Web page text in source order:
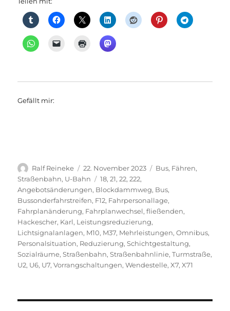
Gefällt mir:
Autor
Ralf Reineke
Veröffentlicht
am
22. November 2023 Kategorien
Bus, Fähren,
Straßenbahn, U-Bahn Schlagwörter
18,21,22,222,
Angebotsänderungen, Blockdammweg, Bus,
Bussonderfahrstreifen, F12, Fahrpersonallage,
Fahrplanänderung, Fahrplanwechsel,fließenden,
Hackescher, Karl, Leistungsreduzierung,
Lichtsignalanlagen, M10, M37, Mehrleistungen,Omnibus,
Personalsituation, Reduzierung,Schichtgestaltung,
Sozialräume,Straßenbahn,Straßenbahnlinie,Turmstraße,
U2, U6, U7,Vorrangschaltungen,Wendestelle,X7,X71